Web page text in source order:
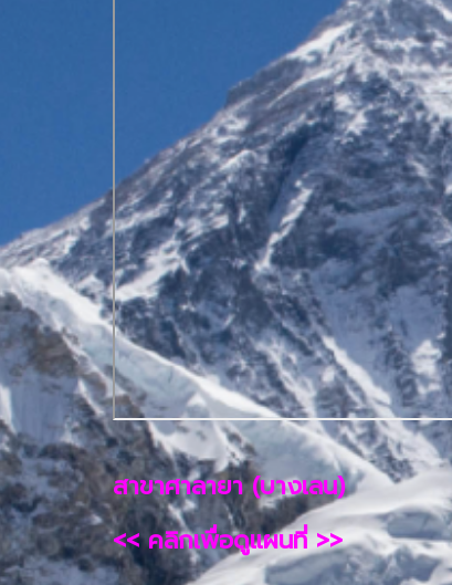
สาขาศาลายา (บางเลน)
<< คลิกเพื่อดูแผนที่ >>